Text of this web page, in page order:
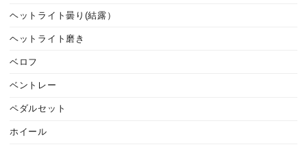
ヘットライト曇り(結露）
ヘットライト磨き
ベロフ
ベントレー
ペダルセット
ホイール